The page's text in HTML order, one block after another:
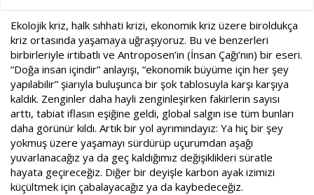
t
a
n
r
i
h
i
Ekolojik kriz, halk sıhhati krizi, ekonomik kriz üzere biroldukça
kriz ortasında yaşamaya uğraşıyoruz. Bu ve benzerleri
birbirleriyle irtibatlı ve Antroposen’in (İnsan Çağı’nın) bir eseri.
“Doğa insan içindir” anlayışı, “ekonomik büyüme için her şey
yapılabilir” şiarıyla buluşunca bir şok tablosuyla karşı karşıya
kaldık. Zenginler daha hayli zenginleşirken fakirlerin sayısı
arttı, tabiat iflasın eşiğine geldi, global salgın ise tüm bunları
daha görünür kıldı. Artık bir yol ayrımındayız: Ya hiç bir şey
yokmuş üzere yaşamayı sürdürüp uçurumdan aşağı
yuvarlanacağız ya da geç kaldığımız değişiklikleri süratle
hayata geçireceğiz. Diğer bir deyişle karbon ayak izimizi
küçültmek için çabalayacağız ya da kaybedeceğiz.